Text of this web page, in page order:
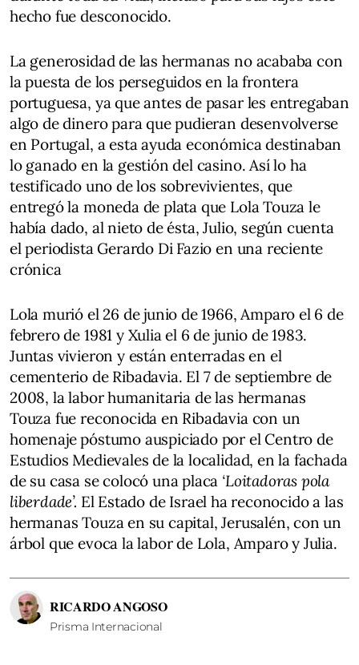
hecho fue desconocido.
La generosidad de las hermanas no acababa con
la puesta de los perseguidos en la frontera
portuguesa, ya que antes de pasar les entregaban
algo de dinero para que pudieran desenvolverse
en Portugal, a esta ayuda económica destinaban
lo ganado en la gestión del casino. Así lo ha
testificado uno de los sobrevivientes, que
entregó la moneda de plata que Lola Touza le
había dado, al nieto de ésta, Julio, según cuenta
el periodista Gerardo Di Fazio en una reciente
crónica
Lola murió el 26 de junio de 1966, Amparo el 6 de
febrero de 1981 y Xulia el 6 de junio de 1983.
Juntas vivieron y están enterradas en el
cementerio de Ribadavia. El 7 de septiembre de
2008, la labor humanitaria de las hermanas
Touza fue reconocida en Ribadavia con un
homenaje póstumo auspiciado por el Centro de
Estudios Medievales de la localidad, en la fachada
de su casa se colocó una placa ‘Loitadoras pola
liberdade’. El Estado de Israel ha reconocido a las
hermanas Touza en su capital, Jerusalén, con un
árbol que evoca la labor de Lola, Amparo y Julia.
RICARDO ANGOSO
Prisma Internacional